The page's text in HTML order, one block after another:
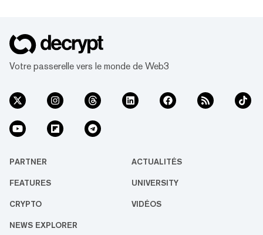
Votre passerelle vers le monde de Web3
PARTNER ACTUALITÉS
FEATURES UNIVERSITY
CRYPTO VIDÉOS
NEWS EXPLORER